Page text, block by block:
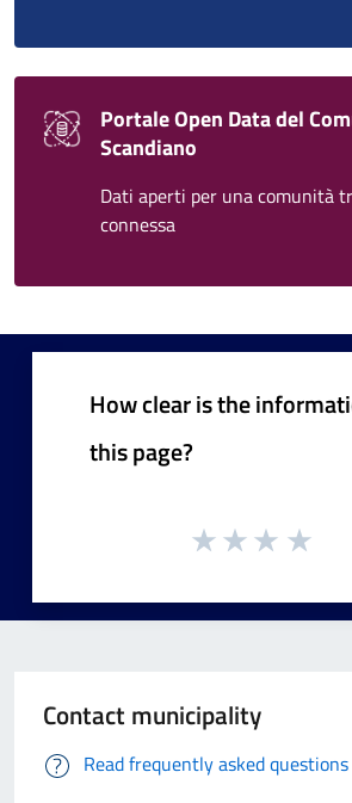
Portale Open Data del
Scandiano
Dati aperti per una comunità
connessa
How clear is the
this page?
Contact municipality
Read frequently asked questions